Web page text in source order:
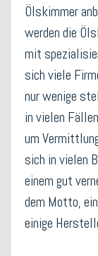
Ölskimmer
werden die
mit
sich viele
nur wenige
in vielen
um
sich in vielen
einem gut
dem Motto,
einige